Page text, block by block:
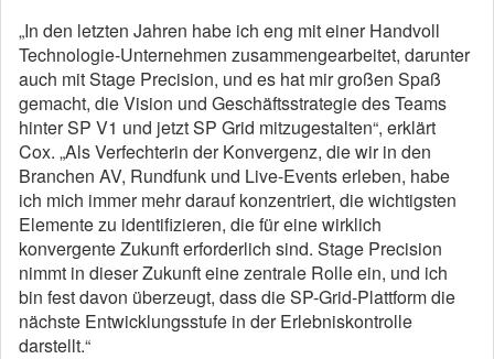
„In den letzten Jahren habe ich eng mit einer Handvoll
Technologie-Unternehmen zusammengearbeitet, darunter
auch mit Stage Precision, und es hat mir großen Spaß
gemacht, die Vision und Geschäftsstrategie des Teams
hinter SP V1 und jetzt SP Grid mitzugestalten“, erklärt
Cox. „Als Verfechterin der Konvergenz, die wir in den
Branchen AV, Rundfunk und Live-Events erleben, habe
ich mich immer mehr darauf konzentriert, die wichtigsten
Elemente zu identifizieren, die für eine wirklich
konvergente Zukunft erforderlich sind. Stage Precision
nimmt in dieser Zukunft eine zentrale Rolle ein, und ich
bin fest davon überzeugt, dass die SP-Grid-Plattform die
nächste Entwicklungsstufe in der Erlebniskontrolle
darstellt.“